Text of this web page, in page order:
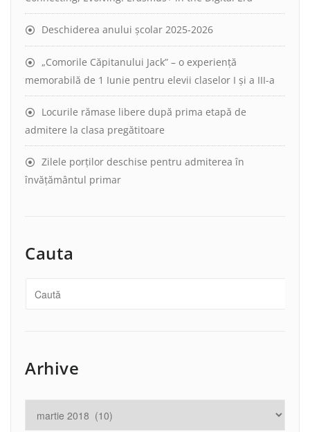
Deschiderea anului școlar 2025-2026
„Comorile Căpitanului Jack” – o experiență
memorabilă de 1 Iunie pentru elevii claselor I și a III-a
Locurile rămase libere după prima etapă de
admitere la clasa pregătitoare
Zilele porților deschise pentru admiterea în
învățământul primar
Cauta
Arhive